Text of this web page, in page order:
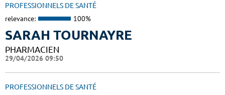
PROFESSIONNELS DE SANTÉ
relevance: 100%
SARAH TOURNAYRE
PHARMACIEN
29/04/2026 09:50
PROFESSIONNELS DE SANTÉ